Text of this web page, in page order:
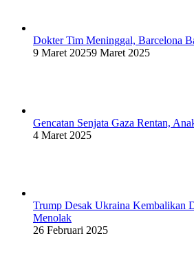
Dokter Tim Meninggal, Barcelona
9 Maret 20259 Maret 2025
Gencatan Senjata Gaza Rentan,
4 Maret 2025
Trump Desak Ukraina Kembalikan
Menolak
26 Februari 2025